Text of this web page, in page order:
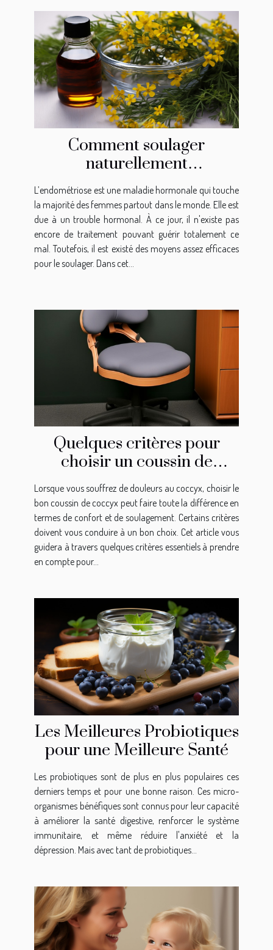
Comment soulager
naturellement
l’endométriose ?
L’endométriose est une maladie hormonale qui touche
la majorité des femmes partout dans le monde. Elle est
due à un trouble hormonal. À ce jour, il n'existe pas
encore de traitement pouvant guérir totalement ce
mal. Toutefois, il est existé des moyens assez efficaces
pour le soulager. Dans cet...
Quelques critères pour
choisir un coussin de
coccyx
Lorsque vous souffrez de douleurs au coccyx, choisir le
bon coussin de coccyx peut faire toute la différence en
termes de confort et de soulagement. Certains critères
doivent vous conduire à un bon choix. Cet article vous
guidera à travers quelques critères essentiels à prendre
en compte pour...
Les Meilleures Probiotiques
pour une Meilleure Santé
Les probiotiques sont de plus en plus populaires ces
derniers temps et pour une bonne raison. Ces micro-
organismes bénéfiques sont connus pour leur capacité
à améliorer la santé digestive, renforcer le système
immunitaire, et même réduire l'anxiété et la
dépression. Mais avec tant de probiotiques...